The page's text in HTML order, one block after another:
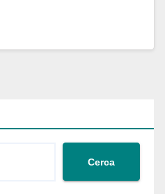
Cerca